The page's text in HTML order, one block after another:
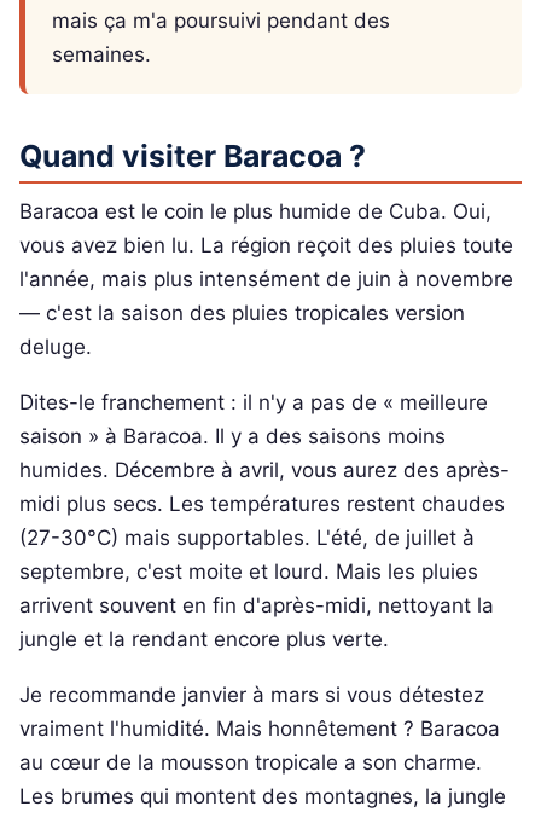
mais ça m'a poursuivi pendant des
semaines.
Quand visiter Baracoa ?
Baracoa est le coin le plus humide de Cuba. Oui,
vous avez bien lu. La région reçoit des pluies toute
l'année, mais plus intensément de juin à novembre
— c'est la saison des pluies tropicales version
deluge.
Dites-le franchement : il n'y a pas de « meilleure
saison » à Baracoa. Il y a des saisons moins
humides. Décembre à avril, vous aurez des après-
midi plus secs. Les températures restent chaudes
(27-30°C) mais supportables. L'été, de juillet à
septembre, c'est moite et lourd. Mais les pluies
arrivent souvent en fin d'après-midi, nettoyant la
jungle et la rendant encore plus verte.
Je recommande janvier à mars si vous détestez
vraiment l'humidité. Mais honnêtement ? Baracoa
au cœur de la mousson tropicale a son charme.
Les brumes qui montent des montagnes, la jungle